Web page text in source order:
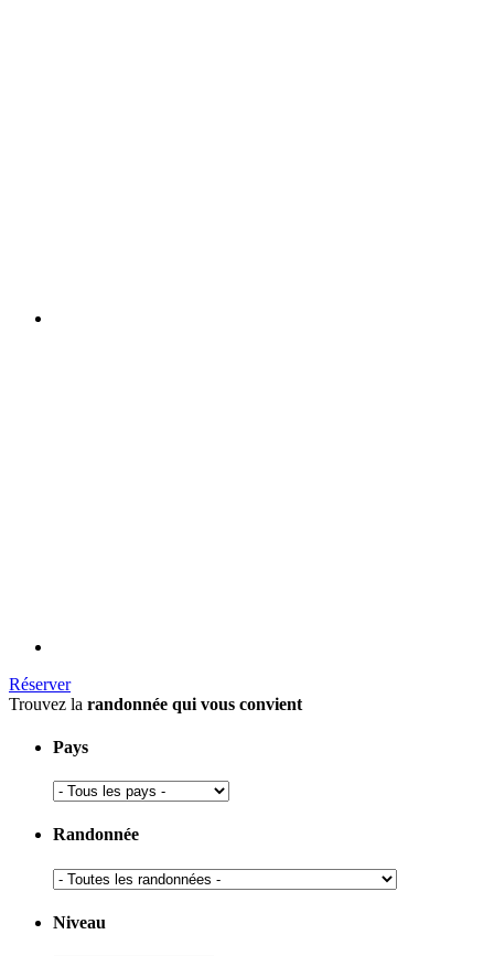
Réserver
Trouvez la randonnée qui vous convient
Pays
Randonnée
Niveau